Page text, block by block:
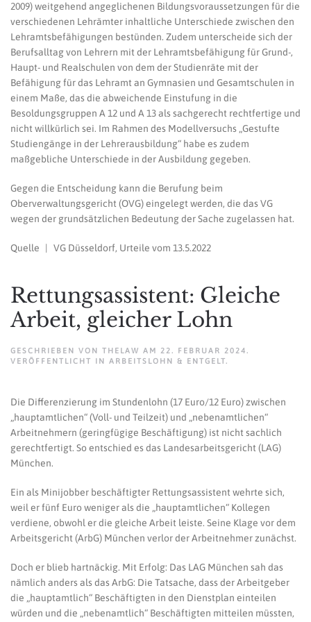
2009) weitgehend angeglichenen Bildungsvoraussetzungen für die
verschiedenen Lehrämter inhaltliche Unterschiede zwischen den
Lehramtsbefähigungen bestünden. Zudem unterscheide sich der
Berufsalltag von Lehrern mit der Lehramtsbefähigung für Grund-,
Haupt- und Realschulen von dem der Studienräte mit der
Befähigung für das Lehramt an Gymnasien und Gesamtschulen in
einem Maße, das die abweichende Einstufung in die
Besoldungsgruppen A 12 und A 13 als sachgerecht rechtfertige und
nicht willkürlich sei. Im Rahmen des Modellversuchs „Gestufte
Studiengänge in der Lehrerausbildung“ habe es zudem
maßgebliche Unterschiede in der Ausbildung gegeben.
Gegen die Entscheidung kann die Berufung beim
Oberverwaltungsgericht (OVG) eingelegt werden, die das VG
wegen der grundsätzlichen Bedeutung der Sache zugelassen hat.
Quelle | VG Düsseldorf, Urteile vom 13.5.2022
Rettungsassistent: Gleiche
Arbeit, gleicher Lohn
GESCHRIEBEN VON THELAW AM 22. FEBRUAR 2024 .
VERÖFFENTLICHT IN ARBEITSLOHN & ENTGELT.
Die Differenzierung im Stundenlohn (17 Euro/12 Euro) zwischen
„hauptamtlichen“ (Voll- und Teilzeit) und „nebenamtlichen“
Arbeitnehmern (geringfügige Beschäftigung) ist nicht sachlich
gerechtfertigt. So entschied es das Landesarbeitsgericht (LAG)
München.
Ein als Minijobber beschäftigter Rettungsassistent wehrte sich,
weil er fünf Euro weniger als die „hauptamtlichen“ Kollegen
verdiene, obwohl er die gleiche Arbeit leiste. Seine Klage vor dem
Arbeitsgericht (ArbG) München verlor der Arbeitnehmer zunächst.
Doch er blieb hartnäckig. Mit Erfolg: Das LAG München sah das
nämlich anders als das ArbG: Die Tatsache, dass der Arbeitgeber
die „hauptamtlich“ Beschäftigten in den Dienstplan einteilen
würden und die „nebenamtlich“ Beschäftigten mitteilen müssten,